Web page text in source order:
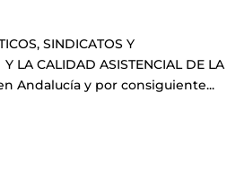
SINDICATOS Y
LA CALIDAD ASISTENCIAL DE LA
Andalucía y por consiguiente...